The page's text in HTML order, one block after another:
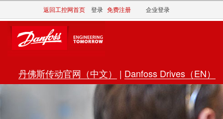
返回工控网首页 登录 免费注册 企业登录
丹佛斯传动官网（中文） | Danfoss Drives（EN）